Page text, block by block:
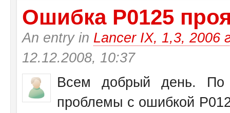
Ошибка Р0125
An entry in Lancer IX, 1,3, 2006
12.12.2008, 10:37
Всем добрый день. По
проблемы с ошибкой